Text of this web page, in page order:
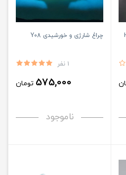
چراغ شارژی و خورشیدی Y08
1 نفر
575,000 تومان
ناموجود